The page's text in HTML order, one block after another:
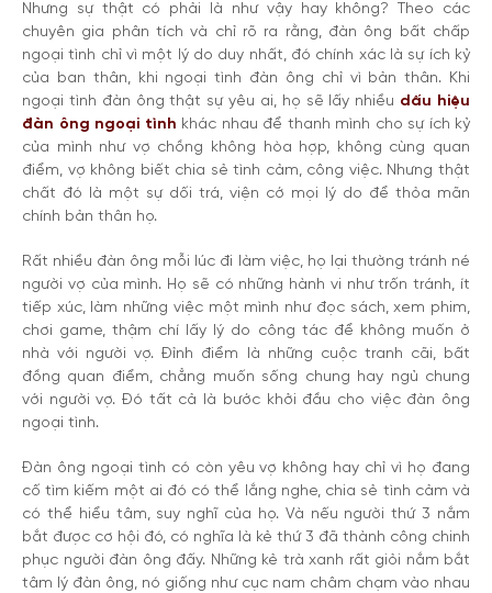
Nhưng sự thật có phải là như vậy hay không? Theo các
chuyên gia phân tích và chỉ rõ ra rằng, đàn ông bất chấp
ngoại tình chỉ vì một lý do duy nhất, đó chính xác là sự ích kỷ
của ban thân, khi ngoại tình đàn ông chỉ vì bản thân. Khi
ngoại tình đàn ông thật sự yêu ai, họ sẽ lấy nhiều dấu hiệu
đàn ông ngoại tình khác nhau để thanh mình cho sự ích kỷ
của mình như vợ chồng không hòa hợp, không cùng quan
điểm, vợ không biết chia sẻ tình cảm, công việc. Nhưng thật
chất đó là một sự dối trá, viện cớ mọi lý do để thỏa mãn
chính bản thân họ.
Rất nhiều đàn ông mỗi lúc đi làm việc, họ lại thường tránh né
người vợ của mình. Họ sẽ có những hành vi như trốn tránh, ít
tiếp xúc, làm những việc một mình như đọc sách, xem phim,
chơi game, thậm chí lấy lý do công tác để không muốn ở
nhà với người vợ. Đỉnh điểm là những cuộc tranh cãi, bất
đồng quan điểm, chẳng muốn sống chung hay ngủ chung
với người vợ. Đó tất cả là bước khởi đầu cho việc đàn ông
ngoại tình.
Đàn ông ngoại tình có còn yêu vợ không hay chỉ vì họ đang
cố tìm kiếm một ai đó có thể lắng nghe, chia sẻ tình cảm và
có thể hiểu tâm, suy nghĩ của họ. Và nếu người thứ 3 nắm
bắt được cơ hội đó, có nghĩa là kẻ thứ 3 đã thành công chinh
phục người đàn ông đấy. Những kẻ trà xanh rất giỏi nắm bắt
tâm lý đàn ông, nó giống như cục nam châm chạm vào nhau